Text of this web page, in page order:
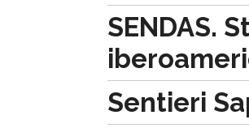
SENDAS.
Sentieri